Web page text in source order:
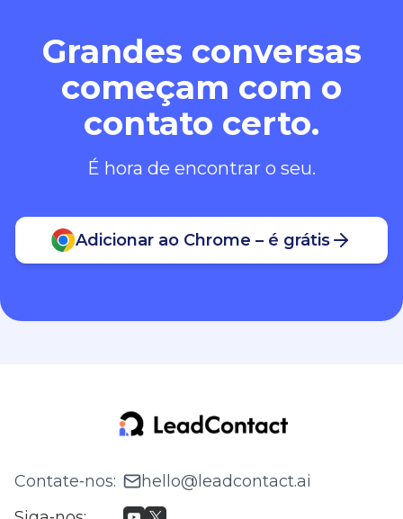
Grandes conversas
começam com o
contato certo.
É hora de encontrar o seu.
Adicionar ao Chrome – é grátis
Contate‑nos:
hello@leadcontact.ai